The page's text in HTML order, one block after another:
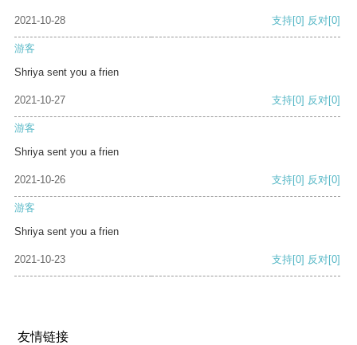
2021-10-28 支持[0] 反对[0]
游客
Shriya sent you a frien
2021-10-27 支持[0] 反对[0]
游客
Shriya sent you a frien
2021-10-26 支持[0] 反对[0]
游客
Shriya sent you a frien
2021-10-23 支持[0] 反对[0]
友情链接